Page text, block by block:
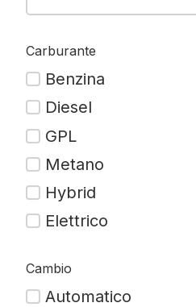
Carburante
Benzina
Diesel
GPL
Metano
Hybrid
Elettrico
Cambio
Automatico